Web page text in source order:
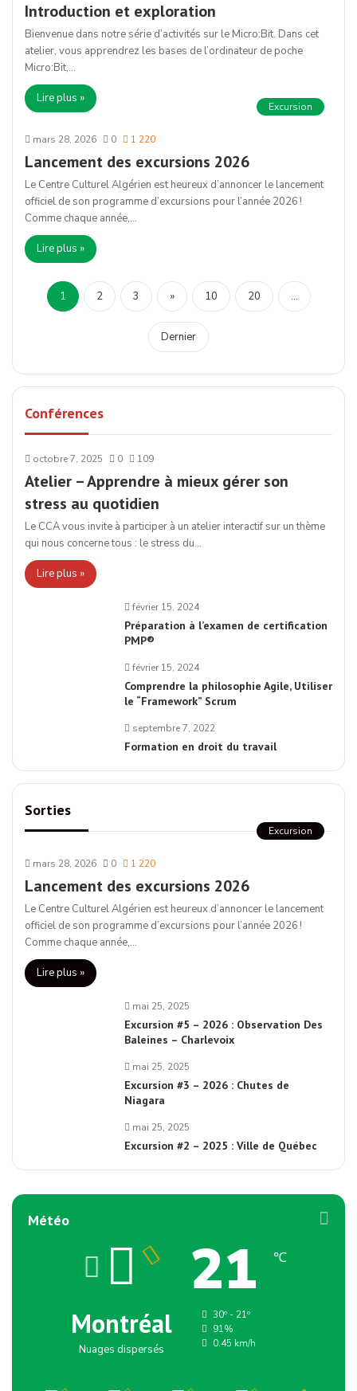
Introduction et exploration
Bienvenue dans notre série d’activités sur le Micro:Bit. Dans cet
atelier, vous apprendrez les bases de l’ordinateur de poche
Micro:Bit,…
Lire plus »
Excursion
mars 28, 2026 0 1 220
Lancement des excursions 2026
Le Centre Culturel Algérien est heureux d’annoncer le lancement
officiel de son programme d’excursions pour l’année 2026 !
Comme chaque année,…
Lire plus »
1 2 3 » 10 20 ...
Dernier
Conférences
octobre 7, 2025 0 109
Atelier – Apprendre à mieux gérer son
stress au quotidien
Le CCA vous invite à participer à un atelier interactif sur un thème
qui nous concerne tous : le stress du…
Lire plus »
février 15, 2024
Préparation à l’examen de certification
PMP®
février 15, 2024
Comprendre la philosophie Agile, Utiliser
le “Framework” Scrum
septembre 7, 2022
Formation en droit du travail
Sorties
Excursion
mars 28, 2026 0 1 220
Lancement des excursions 2026
Le Centre Culturel Algérien est heureux d’annoncer le lancement
officiel de son programme d’excursions pour l’année 2026 !
Comme chaque année,…
Lire plus »
mai 25, 2025
Excursion #5 – 2026 : Observation Des
Baleines – Charlevoix
mai 25, 2025
Excursion #3 – 2026 : Chutes de
Niagara
mai 25, 2025
Excursion #2 – 2025 : Ville de Québec
Météo
Montréal
Nuages dispersés
21 ℃
30º - 21º
91%
0.45 km/h